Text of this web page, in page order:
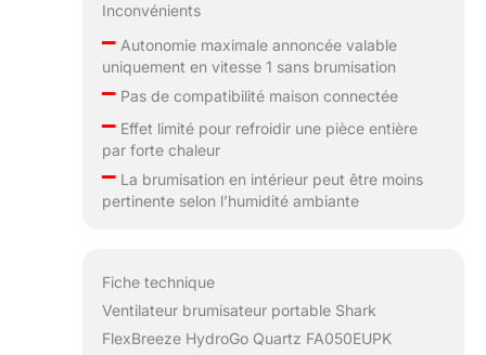
Inconvénients
–Autonomie maximale annoncée valable
uniquement en vitesse 1 sans brumisation
–Pas de compatibilité maison connectée
–Effet limité pour refroidir une pièce entière
par forte chaleur
–La brumisation en intérieur peut être moins
pertinente selon l’humidité ambiante
Fiche technique
Ventilateur brumisateur portable Shark
FlexBreeze HydroGo Quartz FA050EUPK